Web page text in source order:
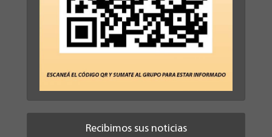
Recibimos sus noticias